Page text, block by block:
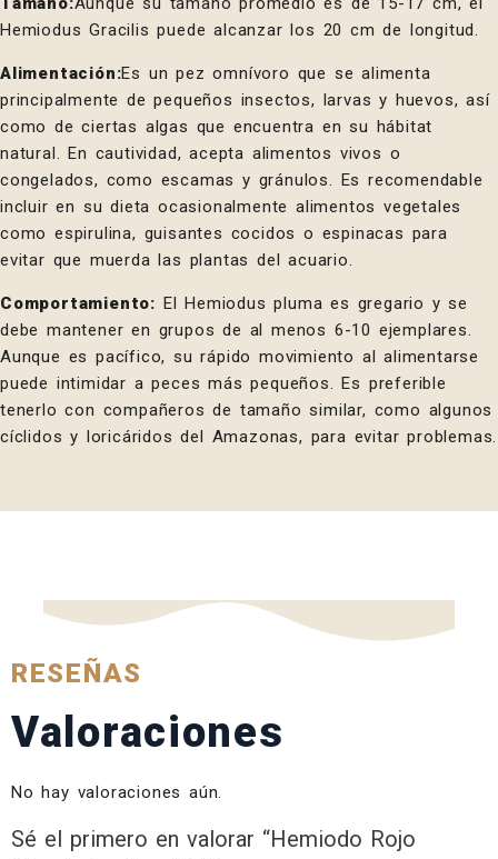
Hemiodus Gracilis puede alcanzar los 20 cm de longitud.
Alimentación:Es un pez omnívoro que se alimenta
principalmente de pequeños insectos, larvas y huevos, así
como de ciertas algas que encuentra en su hábitat
natural. En cautividad, acepta alimentos vivos o
congelados, como escamas y gránulos. Es recomendable
incluir en su dieta ocasionalmente alimentos vegetales
como espirulina, guisantes cocidos o espinacas para
evitar que muerda las plantas del acuario.
Comportamiento: El Hemiodus pluma es gregario y se
debe mantener en grupos de al menos 6-10 ejemplares.
Aunque es pacífico, su rápido movimiento al alimentarse
puede intimidar a peces más pequeños. Es preferible
tenerlo con compañeros de tamaño similar, como algunos
cíclidos y loricáridos del Amazonas, para evitar problemas.
RESEÑAS
Valoraciones
No hay valoraciones aún.
Sé el primero en valorar “Hemiodo Rojo